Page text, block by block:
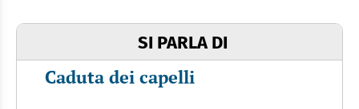
SI PARLA DI
Caduta dei capelli